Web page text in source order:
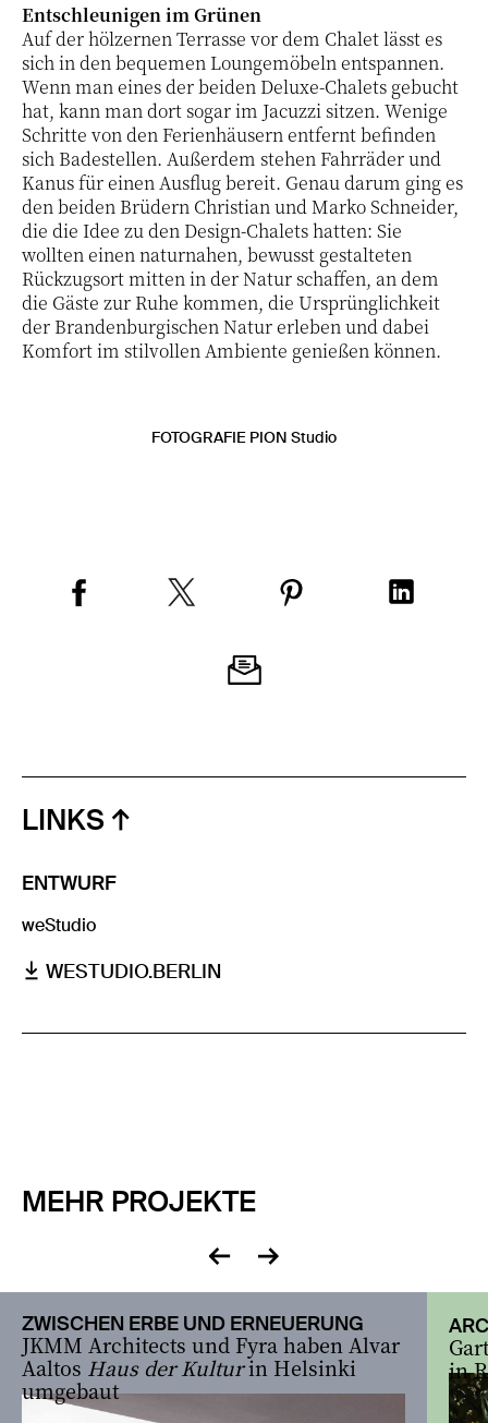
Entschleunigen im Grünen
Auf der hölzernen Terrasse vor dem Chalet lässt es
sich in den bequemen Loungemöbeln entspannen.
Wenn man eines der beiden Deluxe-Chalets gebucht
hat, kann man dort sogar im Jacuzzi sitzen. Wenige
Schritte von den Ferienhäusern entfernt befinden
sich Badestellen. Außerdem stehen Fahrräder und
Kanus für einen Ausflug bereit. Genau darum ging es
den beiden Brüdern Christian und Marko Schneider,
die die Idee zu den Design-Chalets hatten: Sie
wollten einen naturnahen, bewusst gestalteten
Rückzugsort mitten in der Natur schaffen, an dem
die Gäste zur Ruhe kommen, die Ursprünglichkeit
der Brandenburgischen Natur erleben und dabei
Komfort im stilvollen Ambiente genießen können.
FOTOGRAFIE PION Studio
LINKS
ENTWURF
weStudio
WESTUDIO.BERLIN
MEHR PROJEKTE
zurück
vor
ZWISCHEN ERBE UND ERNEUERUNG
JKMM Architects und Fyra haben Alvar
Aaltos Haus der Kulturin Helsinki
umgebaut
in